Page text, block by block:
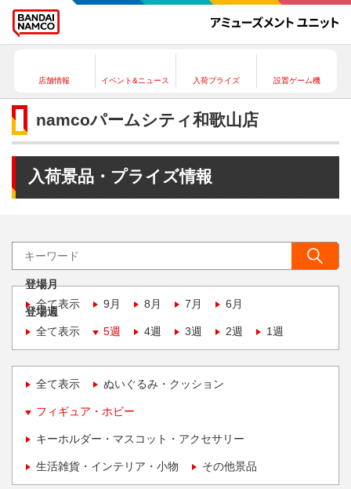
店舗情報 イベント&ニュース 入荷プライズ 設置ゲーム機
namcoパームシティ和歌山店
入荷景品・プライズ情報
登場月
全て表示
9月 8月 7月 6月
登場週
全て表示
5週 4週 3週 2週 1週
全て表示 ぬいぐるみ・クッション
フィギュア・ホビー
キーホルダー・マスコット・アクセサリー
生活雑貨・インテリア・小物 その他景品